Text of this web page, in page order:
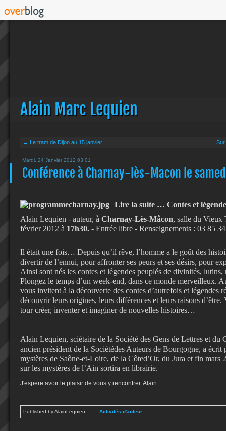
Alain Marc Lequien
← Le tram de Dijon au 15 janvier...
Mardi, 24 Janvier 2012 03:01
Conférence à Charnay-lès-Macon le
Lire la suite … Contes et
Alain Lequien - auteur, à Charnay-Lès-Mâcon, salle du Vieux
février 2012 à 17h30. - Entrée libre - Renseignements : 03 85
Il était une fois… Depuis qu’il rêve, l’homme a le goût des
divertir de l’ennui, pour affronter ses peurs et ses désirs, pour
Ainsi sont nés les contes et légendes peuplés de divinités, lutins,
Plongez le temps d’un week-end, dans ce monde merveilleux.
vous invitent à la découverte des contes d’autrefois et légendes
découvrir leurs origines, leurs différences et leurs raisons d’être.
tour créer, inventer et imaginer de nouvelles histoires…
Alain Lequien, sciétaire de la Société des Gens de Lettres et du
ancien président de la Sociétédes Auteurs de Bourgogne, a écrit
mystères de Saône-et-Loire, de la Côted’Or, du Jura et fin mars
sur les mystères de l’Ain sortira en librairie.
J'espere avoir le plaisir de vous y rencontrer. Alain
Published by AlainLequien - - Activités d'auteur